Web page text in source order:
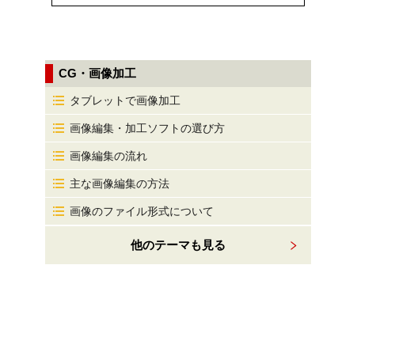
CG・画像加工
タブレットで画像加工
画像編集・加工ソフトの選び方
画像編集の流れ
主な画像編集の方法
画像のファイル形式について
他のテーマも見る